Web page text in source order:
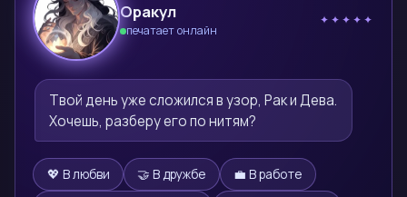
🔮
Оракул
печатает онлайн
✦✦✦✦✦
Твой день уже сложился в узор, Рак и Дева.
Хочешь, разберу его по нитям?
💖 В любви 🤝 В дружбе
💼 В работе